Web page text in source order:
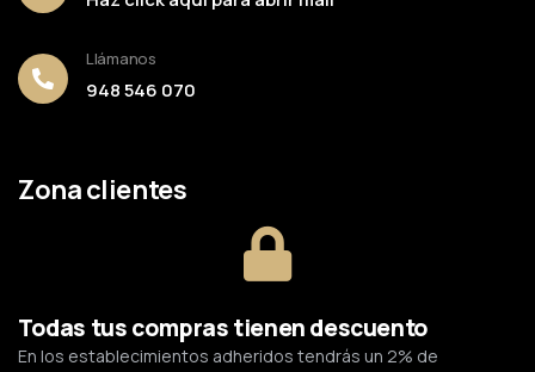
Llámanos
948 546 070
Zona clientes
Todas tus compras tienen descuento
En los establecimientos adheridos tendrás un 2% de